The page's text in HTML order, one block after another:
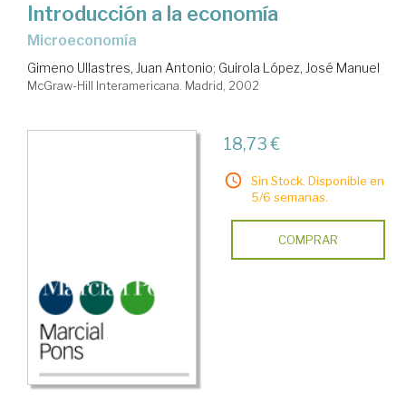
Introducción a la economía
microeconomía
Gimeno Ullastres, Juan Antonio; Guirola López, José Manuel
McGraw-Hill Interamericana. Madrid, 2002
18,73 €
Sin Stock. Disponible en
5/6 semanas.
COMPRAR